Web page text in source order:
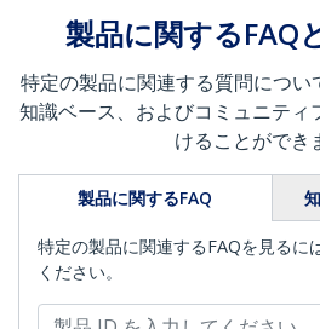
製品に関するFAQ
特定の製品に関連する質問につい
知識ベース、およびコミュニティ
けることができ
製品に関するFAQ
特定の製品に関連するFAQを見るに
ください。